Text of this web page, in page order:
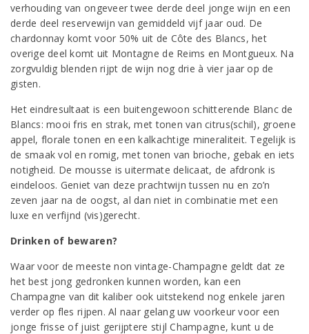
verhouding van ongeveer twee derde deel jonge wijn en een
derde deel reservewijn van gemiddeld vijf jaar oud. De
chardonnay komt voor 50% uit de Côte des Blancs, het
overige deel komt uit Montagne de Reims en Montgueux. Na
zorgvuldig blenden rijpt de wijn nog drie à vier jaar op de
gisten.
Het eindresultaat is een buitengewoon schitterende Blanc de
Blancs: mooi fris en strak, met tonen van citrus(schil), groene
appel, florale tonen en een kalkachtige mineraliteit. Tegelijk is
de smaak vol en romig, met tonen van brioche, gebak en iets
notigheid. De mousse is uitermate delicaat, de afdronk is
eindeloos. Geniet van deze prachtwijn tussen nu en zo’n
zeven jaar na de oogst, al dan niet in combinatie met een
luxe en verfijnd (vis)gerecht.
Drinken of bewaren?
Waar voor de meeste non vintage-Champagne geldt dat ze
het best jong gedronken kunnen worden, kan een
Champagne van dit kaliber ook uitstekend nog enkele jaren
verder op fles rijpen. Al naar gelang uw voorkeur voor een
jonge frisse of juist gerijptere stijl Champagne, kunt u de